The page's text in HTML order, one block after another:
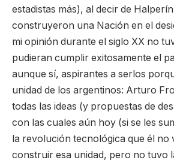
estadistas más), al decir de
construyeron una Nación en el
mi opinión durante el siglo XX no
pudieran cumplir exitosamente el
aunque sí, aspirantes a serlos
unidad de los argentinos: Arturo
todas las ideas (y propuestas de
con las cuales aún hoy (si se les
la revolución tecnológica que él no
construir esa unidad, pero no tuvo